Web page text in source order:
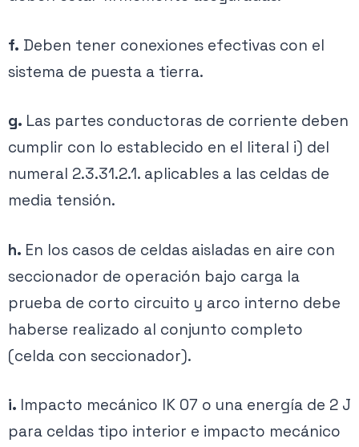
f. Deben tener conexiones efectivas con el
sistema de puesta a tierra.
g. Las partes conductoras de corriente deben
cumplir con lo establecido en el literal i) del
numeral 2.3.31.2.1. aplicables a las celdas de
media tensión.
h. En los casos de celdas aisladas en aire con
seccionador de operación bajo carga la
prueba de corto circuito y arco interno debe
haberse realizado al conjunto completo
(celda con seccionador).
i. Impacto mecánico IK 07 o una energía de 2 J
para celdas tipo interior e impacto mecánico